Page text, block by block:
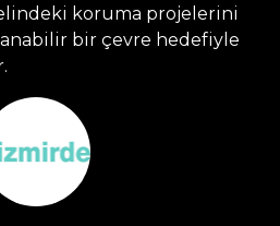
koruma projelerini
bir çevre hedefiyle